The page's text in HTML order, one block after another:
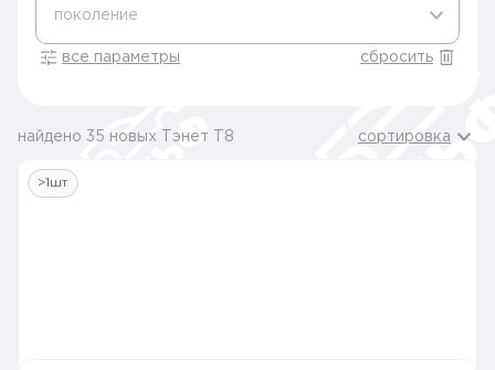
поколение
все параметры сбросить
найдено 35 новых Тэнет T8 сортировка
>1шт